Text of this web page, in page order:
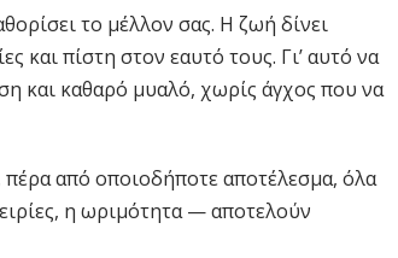
το μέλλον σας. Η ζωή δίνει
και πίστη στον εαυτό τους. Γι’ αυτό να
και καθαρό μυαλό, χωρίς άγχος που να
από οποιοδήποτε αποτέλεσμα, όλα
η ωριμότητα — αποτελούν